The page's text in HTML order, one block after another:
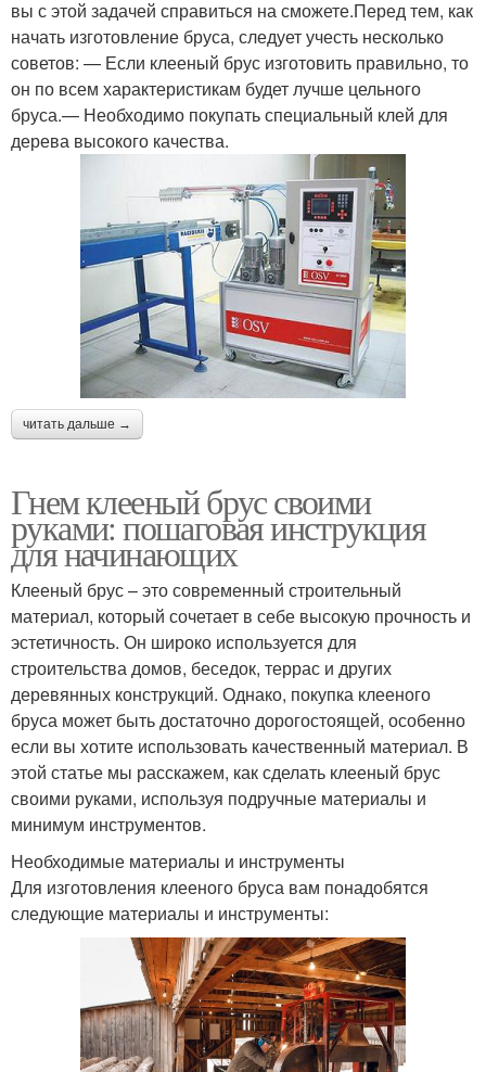
вы с этой задачей справиться на сможете.Перед тем, как
начать изготовление бруса, следует учесть несколько
советов: — Если клееный брус изготовить правильно, то
он по всем характеристикам будет лучше цельного
бруса.— Необходимо покупать специальный клей для
дерева высокого качества.
читать дальше →
Гнем клееный брус своими
руками: пошаговая инструкция
для начинающих
Клееный брус – это современный строительный
материал, который сочетает в себе высокую прочность и
эстетичность. Он широко используется для
строительства домов, беседок, террас и других
деревянных конструкций. Однако, покупка клееного
бруса может быть достаточно дорогостоящей, особенно
если вы хотите использовать качественный материал. В
этой статье мы расскажем, как сделать клееный брус
своими руками, используя подручные материалы и
минимум инструментов.
Необходимые материалы и инструменты
Для изготовления клееного бруса вам понадобятся
следующие материалы и инструменты: